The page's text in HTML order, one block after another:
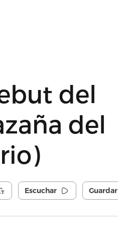
del
del
Escuchar Guardar